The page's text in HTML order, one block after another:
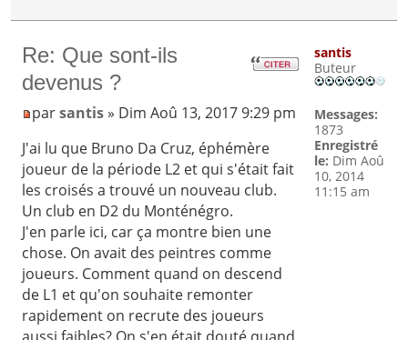
Re: Que sont-ils
devenus ?
parsantis» Dim Aoû 13, 2017 9:29 pm
J'ai lu que Bruno Da Cruz, éphémère
joueur de la période L2 et qui s'était fait
les croisés a trouvé un nouveau club.
Un club en D2 du Monténégro.
J'en parle ici, car ça montre bien une
chose. On avait des peintres comme
joueurs. Comment quand on descend
de L1 et qu'on souhaite remonter
rapidement on recrute des joueurs
santis
Buteur
Messages:
1873
Enregistré
le: Dim Aoû
10, 2014
11:15 am